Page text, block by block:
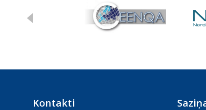
Kontakti